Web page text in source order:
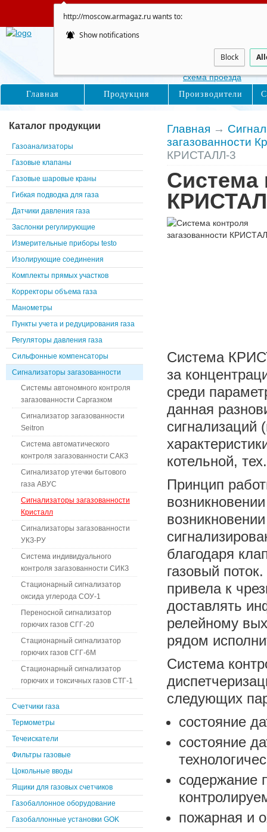
http://moscow.armagaz.ru wants to:
Show notifications
Block
Сайт не
Главная →
загазованности
КРИСТАЛЛ-3
Система
Система
за
среди
данная
сигнализаций
котельной,
Принцип
благодаря
газовый
привела к
доставлять
релейному
рядом
Система
следующих
состояние
состояние
содержание
пожарная и
Каталог продукции
Газоанализаторы
Газовые клапаны
Газовые шаровые краны
Гибкая подводка для газа
Датчики давления газа
Заслонки регулирующие
Измерительные приборы testo
Изолирующие соединения
Комплекты прямых участков
Корректоры объема газа
Манометры
Пункты учета и редуцирования газа
Регуляторы давления газа
Сильфонные компенсаторы
Сигнализаторы загазованности
Системы автономного контроля
загазованности Саргазком
Сигнализатор загазованности
Seitron
Система автоматического
контроля загазованности САКЗ
Сигнализатор утечки бытового
газа АВУС
Сигнализаторы загазованности
Кристалл
Сигнализаторы загазованности
УКЗ-РУ
Система индивидуального
контроля загазованности СИКЗ
Стационарный сигнализатор
оксида углерода СОУ-1
Переносной сигнализатор
горючих газов СГГ-20
Стационарный сигнализатор
горючих газов СГГ-6М
Стационарный сигнализатор
горючих и токсичных газов СТГ-1
Счетчики газа
Термометры
Течеискатели
Фильтры газовые
Цокольные вводы
Ящики для газовых счетчиков
Газобаллонное оборудование
Газобаллонные установки GOK
Восточная, д. 16с1
схема проезда
Главная Продукция Производители